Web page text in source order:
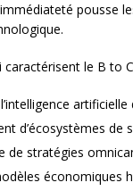
pousse
le B to
d’écosystèmes
de stratégies